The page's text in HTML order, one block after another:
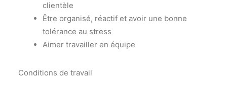
clientèle
Être organisé, réactif et avoir une bonne
tolérance au stress
Aimer travailler en équipe
Conditions de travail